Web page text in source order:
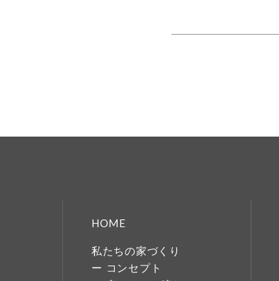
HOME
私たちの家づくり
コンセプト